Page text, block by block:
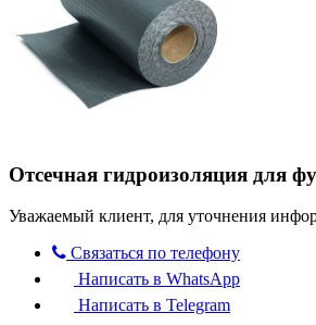
Отсечная гидроизоляция для
Уважаемый клиент, для уточнения
Связаться по телефону
Написать в WhatsApp
Написать в Telegram